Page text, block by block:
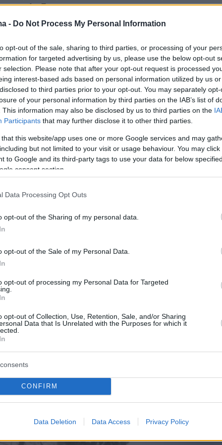
- Do Not Process My Personal Information
opt-out of the sale, sharing to third parties, or processing of your
for targeted advertising by us, please use the below opt-out
selection. Please note that after your opt-out request is processed
interest-based ads based on personal information utilized by us
to third parties prior to your opt-out. You may separately
of your personal information by third parties on the IAB’s list of
This information may also be disclosed by us to third parties on the
Participants that may further disclose it to other third parties.
that this website/app uses one or more Google services and may
but not limited to your visit or usage behaviour. You may
to Google and its third-party tags to use your data for below
consent section.
Data Processing Opt Outs
opt-out of the Sharing of my personal data.
opt-out of the Sale of my Personal Data.
opt-out of processing my Personal Data for Targeted
opt-out of Collection, Use, Retention, Sale, and/or Sharing
Data that Is Unrelated with the Purposes for which it
CONFIRM
Data Deletion Data Access Privacy Policy
έκπληξη συμμετείχε και ο μικρότερος γιος
ο οποίος αγκαλιάστηκε και εκείνος με τον
της δημοσίευσής της, η ηθοποιός εξέφρασε
συναισθήματα που είχε νιώσει,
Ψύχραιμη αντίδραση μάνας που της κάνει
της, που σπουδάζει έξω, αλλά τον
».
η ίδια δημοσίευσε το ίδιο βίντεο στον
της στο Instagram αναφερόμενη στο πώς
του γιου της, πριν από περίπου τρία
ο Διονύσης είχε επιστρέψει στην
μία ανάλογη στιγμή, όταν την πρώτη χρονιά
Διονύσης για σπουδές, είχε έρθει και μας
Ψύχραιμη αντίδραση μάνας